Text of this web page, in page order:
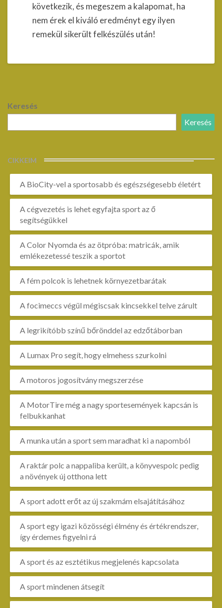
következik, és megeszem a kalapomat, ha
nem érek el kiváló eredményt egy ilyen
remekül sikerült felkészülés után!
Keresés
Keresés
CIKKEIM
A BioCity-vel a sportosabb és egészségesebb életért
A cégvezetés is lehet egyfajta sport az ő
segítségükkel
A Color Nyomda és az ötpróba: matricák, amik
emlékezetessé teszik a sportot
A fém polcok is lehetnek környezetbarátak
A focimeccs végül mégiscsak kincsekkel telve zárult
A legrikítóbb színű bőrönddel az edzőtáborban
A Lumax Pro segít, hogy elmehess szurkolni
A motoros jogosítvány megszerzése
A MotorTire még a nagy sportesemények kapcsán is
felbukkanhat
A munka után a sport sem maradhat ki a napomból
A raktár polc a nappaliba került, a könyvespolc pedig
a növények új otthona lett
A sport adott erőt az új szakmám elsajátításához
A sport egy igazi közösségi élmény és értékrendszer,
így érdemes figyelni rá
A sport és az esztétikus megjelenés kapcsolata
A sport mindenen átsegít